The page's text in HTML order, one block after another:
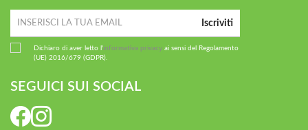
Iscriviti
Dichiaro di aver letto l'informativa privacy ai sensi del Regolamento
(UE) 2016/679 (GDPR).
SEGUICI SUI SOCIAL